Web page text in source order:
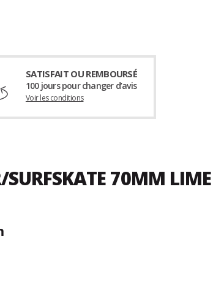
SATISFAIT OU REMBOURSÉ
100 jours pour changer d’avis
Voir les conditions
SURFSKATE 70MM LIME